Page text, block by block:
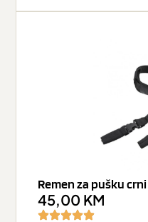
Remen za pušku
45,00 KM